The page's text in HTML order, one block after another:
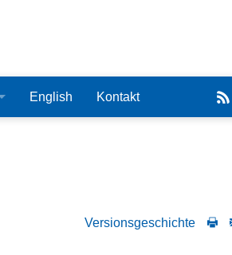
English Kontakt
Versionsgeschichte